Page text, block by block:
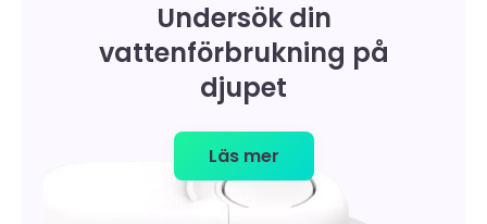
Undersök din
vattenförbrukning på
djupet
Läs mer